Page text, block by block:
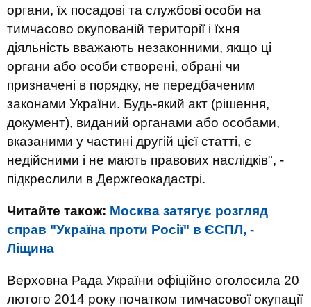
органи, їх посадові та службові особи на
тимчасово окупованій території і їхня
діяльність вважають незаконними, якщо ці
органи або особи створені, обрані чи
призначені в порядку, не передбаченим
законами України. Будь-який акт (рішення,
документ), виданий органами або особами,
вказаними у частині другій цієї статті, є
недійсними і не мають правових наслідків", -
підкреслили в Держгеокадастрі.
Читайте також: Москва затягує розгляд
справ "Україна проти Росії" в ЄСПЛ, -
Ліщина
Верховна Рада України офіційно оголосила 20
лютого 2014 року початком тимчасової окупації